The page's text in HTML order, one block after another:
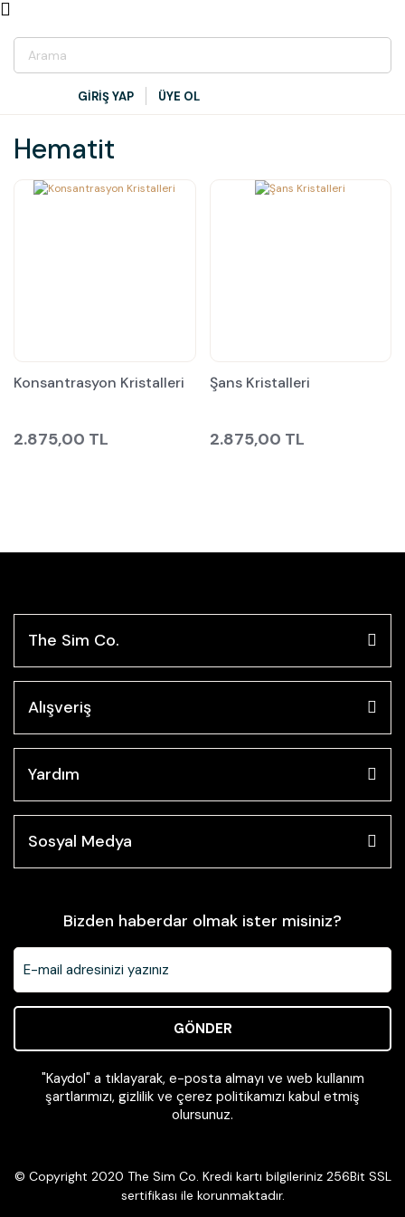
GİRİŞ YAP ÜYE OL
Hematit
Konsantrasyon Kristalleri
2.875,00 TL
Şans Kristalleri
2.875,00 TL
The Sim Co.
Alışveriş
Yardım
Sosyal Medya
Bizden haberdar olmak ister misiniz?
GÖNDER
"Kaydol" a tıklayarak, e-posta almayı ve web kullanım
şartlarımızı, gizlilik ve çerez politikamızı kabul etmiş
olursunuz.
© Copyright 2020 The Sim Co. Kredi kartı bilgileriniz 256Bit SSL
sertifikası ile korunmaktadır.